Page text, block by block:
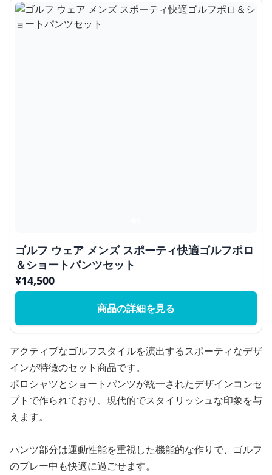
ゴルフ ウェア メンズ スポーティ快適ゴルフポロ
＆ショートパンツセット
¥14,500
商品の詳細を見る
アクティブなゴルフスタイルを演出するスポーティなデザ
インが特徴のセット商品です。
ポロシャツとショートパンツが統一されたデザインコンセ
プトで作られており、現代的でスタイリッシュな印象を与
えます。
パンツ部分は運動性能を重視した機能的な作りで、ゴルフ
のプレー中も快適に過ごせます。